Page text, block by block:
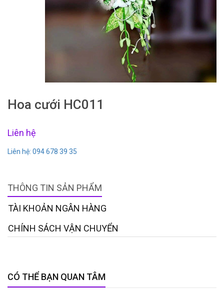
Hoa cưới HC011
Liên hệ
Liên hệ: 094 678 39 35
THÔNG TIN SẢN PHẨM
TÀI KHOẢN NGÂN HÀNG
CHÍNH SÁCH VẬN CHUYỂN
CÓ THỂ BẠN QUAN TÂM